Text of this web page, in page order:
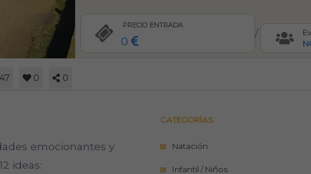
PRECIO ENTRADA
0
/
0 0
emocionantes y
ideas:
CATEGORÍAS
Natación
Infantil / Niños